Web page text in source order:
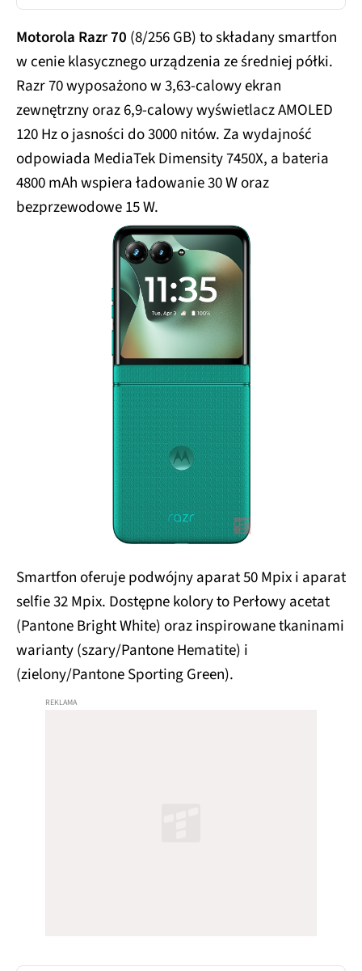
Motorola Razr 70 (8/256 GB) to składany smartfon
w cenie klasycznego urządzenia ze średniej półki.
Razr 70 wyposażono w 3,63-calowy ekran
zewnętrzny oraz 6,9-calowy wyświetlacz AMOLED
120 Hz o jasności do 3000 nitów. Za wydajność
odpowiada MediaTek Dimensity 7450X, a bateria
4800 mAh wspiera ładowanie 30 W oraz
bezprzewodowe 15 W.
Smartfon oferuje podwójny aparat 50 Mpix i aparat
selfie 32 Mpix. Dostępne kolory to Perłowy acetat
(Pantone Bright White) oraz inspirowane tkaninami
warianty (szary/Pantone Hematite) i
(zielony/Pantone Sporting Green).